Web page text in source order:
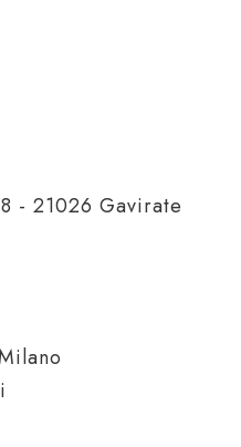
- 21026 Gavirate